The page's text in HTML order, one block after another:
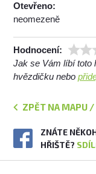
Otevřeno:
neomezeně
Hodnocení:
Jak se Vám líbí toto
hvězdičku nebo
ZPĚT NA MAPU
ZNÁTE
HŘIŠTĚ?